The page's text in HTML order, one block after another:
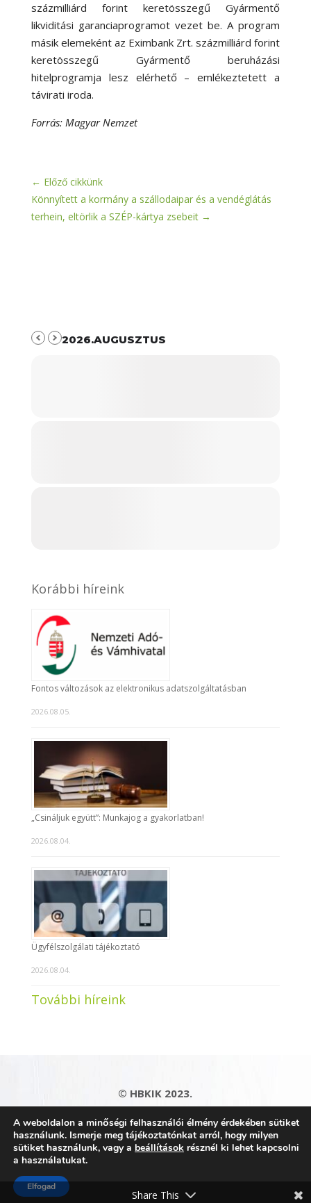
százmilliárd forint keretösszegű Gyármentő
likviditási garanciaprogramot vezet be. A program
másik elemeként az Eximbank Zrt. százmilliárd forint
keretösszegű Gyármentő beruházási
hitelprogramja lesz elérhető – emlékeztetett a
távirati iroda.
Forrás: Magyar Nemzet
← Előző cikkünk
Könnyített a kormány a szállodaipar és a vendéglátás
terhein, eltörlik a SZÉP-kártya zsebeit→
2026.AUGUSZTUS
Korábbi híreink
Fontos változások az elektronikus adatszolgáltatásban
2026.08.05.
„Csináljuk együtt”: Munkajog a gyakorlatban!
2026.08.04.
Ügyfélszolgálati tájékoztató
2026.08.04.
További híreink
© HBKIK 2023.
Adatkezelési tájékoztató|Impresszum|
Kapcsolat|Honlaptérkép
A weboldalon a minőségi felhasználói élmény érdekében sütiket
használunk. Ismerje meg tájékoztatónkat arról, hogy milyen
sütiket használunk, vagy a beállítások résznél ki lehet kapcsolni
a használatukat.
Elfogad
Share This